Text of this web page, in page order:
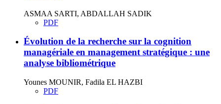
ASMAA SARTI, ABDALLAH SADIK
PDF
Évolution de la recherche sur la cognition
managériale en management stratégique : une
analyse bibliométrique
Younes MOUNIR, Fadila EL HAZBI
PDF